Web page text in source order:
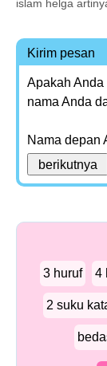
islam helga
Kirim pesan
Apakah
nama Anda
Nama depan
3 huruf 4
2 suku